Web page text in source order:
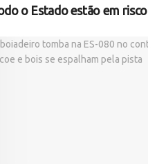
o Estado estão em risco